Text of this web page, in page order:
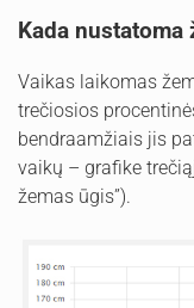
Kada nustatoma
Vaikas laikomas
trečiosios
bendraamžiais jis
vaikų – grafike
žemas ūgis”).